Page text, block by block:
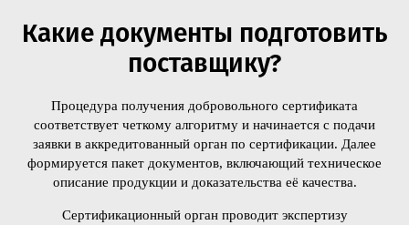
Какие документы подготовить
поставщику?
Процедура получения добровольного сертификата
соответствует четкому алгоритму и начинается с подачи
заявки в аккредитованный орган по сертификации. Далее
формируется пакет документов, включающий техническое
описание продукции и доказательства её качества.
Сертификационный орган проводит экспертизу